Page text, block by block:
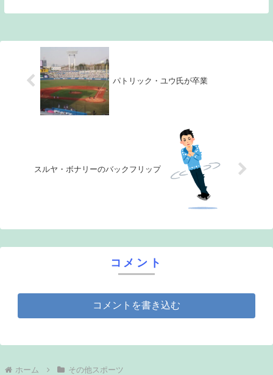
歳で全日本を制覇してから５連覇中で日本
パトリック・ユウ氏が卒業
スルヤ・ボナリーのバックフリップ
コメント
コメントを書き込む
ホーム その他スポーツ